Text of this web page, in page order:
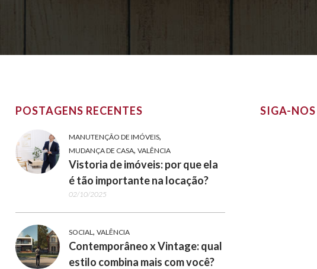
POSTAGENS RECENTES
MANUTENÇÃO DE IMÓVEIS,
MUDANÇA DE CASA, VALÊNCIA
Vistoria de imóveis: por que ela
é tão importante na locação?
02/10/2025
SOCIAL, VALÊNCIA
Contemporâneo x Vintage: qual
estilo combina mais com você?
SIGA-NOS